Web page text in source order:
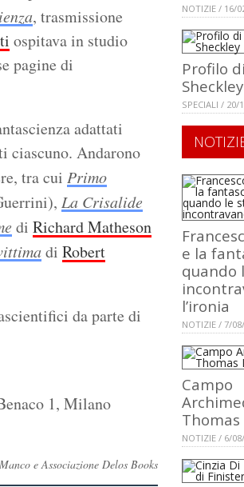
, trasmissione
ospitava in studio
pagine di
adattati
ciascuno. Andarono
tra cui Primo
La Crisalide
di Richard Matheson
di Robert
da parte di
1, Milano
e Associazione Delos Books
NOTIZIE / 16/
Profilo
Sheckley
SPECIALI / 20/
e la
quando
l’ironia
NOTIZIE / 7/
Campo
Thomas
NOTIZIE / 6/